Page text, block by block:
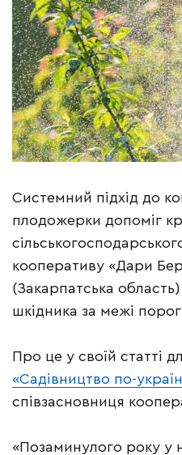
Системний підхід до
плодожерки допоміг
кооперативу «Дари
(Закарпатська
шкідника за межі
Про це у своїй статті
«Садівництво по-
співзасновниця
«Позаминулого року у